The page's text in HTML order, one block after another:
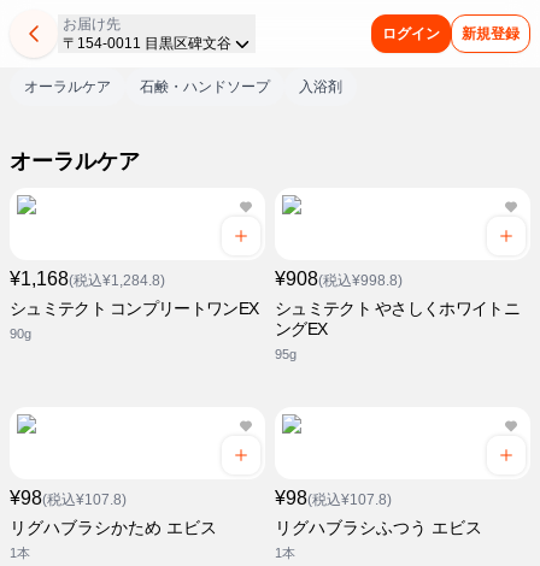
お届け先
〒154-0011 目黒区碑文谷
ログイン 新規登録
オーラルケア 石鹸・ハンドソープ 入浴剤
オーラルケア
¥1,168(税込¥1,284.8)
シュミテクト コンプリートワンEX
90g
¥908(税込¥998.8)
シュミテクト やさしくホワイトニ
ングEX
95g
¥98(税込¥107.8)
リグハブラシかため エビス
1本
¥98(税込¥107.8)
リグハブラシふつう エビス
1本